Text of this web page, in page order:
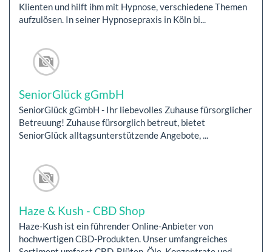
Klienten und hilft ihm mit Hypnose, verschiedene Themen
aufzulösen. In seiner Hypnosepraxis in Köln bi...
SeniorGlück gGmbH
SeniorGlück gGmbH - Ihr liebevolles Zuhause fürsorglicher
Betreuung! Zuhause fürsorglich betreut, bietet
SeniorGlück alltagsunterstützende Angebote, ...
Haze & Kush - CBD Shop
Haze-Kush ist ein führender Online-Anbieter von
hochwertigen CBD-Produkten. Unser umfangreiches